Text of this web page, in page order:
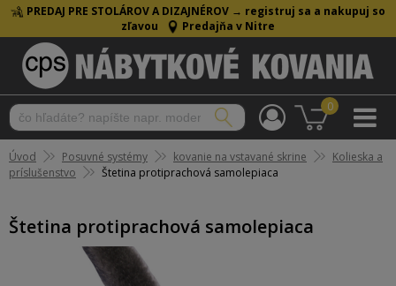
PREDAJ PRE STOLÁROV A DIZAJNÉROV → registruj sa a nakupuj so
zľavou
Predajňa v Nitre
0
Úvod Posuvné systémy kovanie na vstavané skrine
Kolieska a
príslušenstvo
Štetina protiprachová samolepiaca
Štetina protiprachová samolepiaca